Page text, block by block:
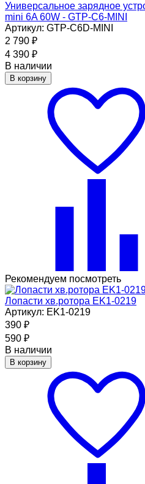
Универсальное зарядное
mini 6A 60W - GTP-C6-MINI
Артикул: GTP-C6D-MINI
2 790 ₽
4 390 ₽
В наличии
В корзину
Рекомендуем посмотреть
Лопасти хв.ротора EK1-0219
Артикул: EK1-0219
390 ₽
590 ₽
В наличии
В корзину